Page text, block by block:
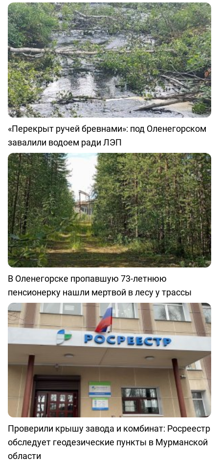
«Перекрыт ручей бревнами»: под Оленегорском
завалили водоем ради ЛЭП
В Оленегорске пропавшую 73-летнюю
пенсионерку нашли мертвой в лесу у трассы
Проверили крышу завода и комбинат: Росреестр
обследует геодезические пункты в Мурманской
области